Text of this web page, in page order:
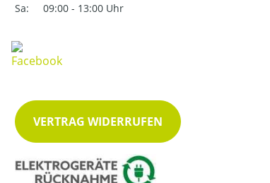
Sa:
09:00 - 13:00 Uhr
VERTRAG WIDERRUFEN